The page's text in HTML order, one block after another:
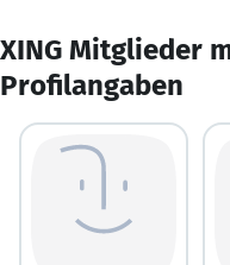
XING Mitglieder
Profilangaben